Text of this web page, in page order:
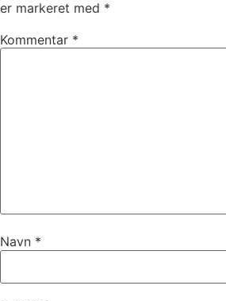
er markeret med *
Kommentar *
Navn *